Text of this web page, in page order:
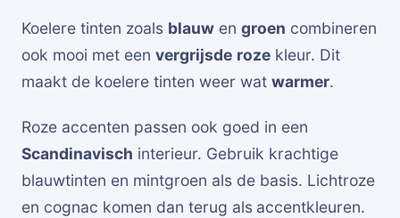
Koelere tinten zoals blauw en groen combineren
ook mooi met een vergrijsde roze kleur. Dit
maakt de koelere tinten weer wat warmer.
Roze accenten passen ook goed in een
Scandinavisch interieur. Gebruik krachtige
blauwtinten en mintgroen als de basis. Lichtroze
en cognac komen dan terug als accentkleuren.